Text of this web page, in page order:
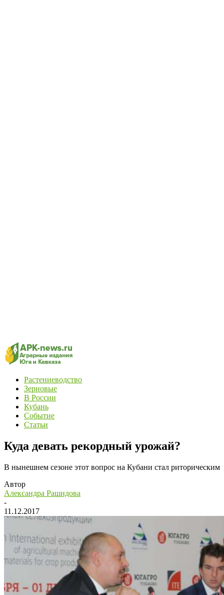
Растениеводство
Зерновые
В России
Кубань
Событие
Статьи
Куда девать рекордный урожай?
В нынешнем сезоне этот вопрос на Кубани стал риторическим
Автор
Александра Рашидова
-
11.12.2017